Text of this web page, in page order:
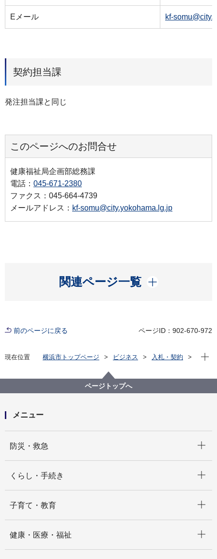
Eメール kf-
契約担当課
発注担当課と同じ
このページへのお問合せ
健康福祉局企画部総務課
電話： 045-671-2380
ファクス：045-664-4739
メールアドレス： kf-somu@city.yokohama.lg.jp
関連ページ一覧
開く
前のページに戻る ページID：902-670-972
現在位置 横浜市トップページ ビジネス
入札・契約
健康福祉局
【入札結果掲載】【公募型指名競争入札】令和４年６
月から10月 住民税非課税世帯等に対する臨時特別給
現在
ページトップへ
メニュー
防災・救急
くらし・手続き
子育て・教育
健康・医療・福祉